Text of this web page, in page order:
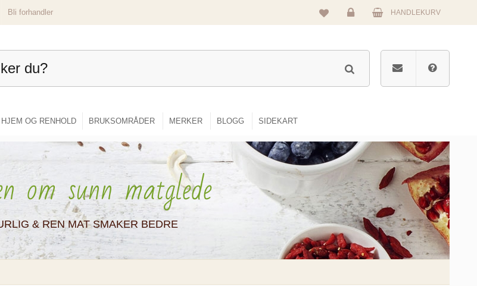
Bli forhandler
Logg
HANDLEKURV
HJEM OG RENHOLD BRUKSOMRÅDER MERKER BLOGG SIDEKART
om sunn matglede
& REN MAT SMAKER BEDRE